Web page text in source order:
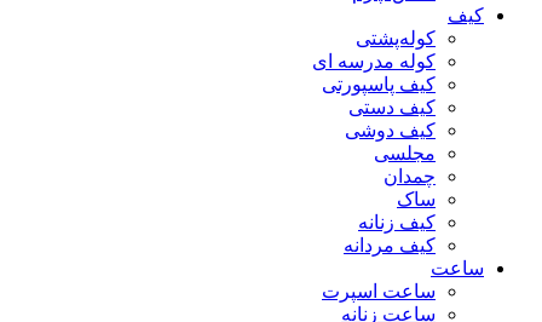
کیف
کوله‌پشتی
کوله مدرسه ای
کیف پاسپورتی
کیف دستی
کیف دوشی
مجلسی
چمدان
ساک
کیف زنانه
کیف مردانه
ساعت
ساعت اسپرت
ساعت زنانه